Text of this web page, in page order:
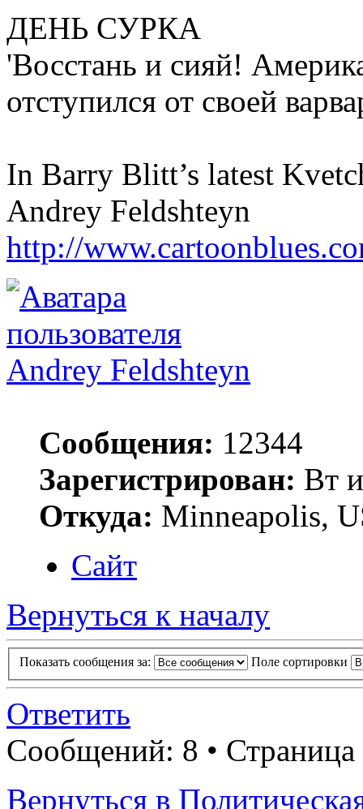
ДЕНЬ СУРКА
'Восстань и сияй!
отступился от своей
In Barry Blitt’s latest
Andrey Feldshteyn
http://
Andrey Feldshteyn
Сообщения: 12344
Зарегистрирован: Вт
Откуда: Minneapolis,
Сайт
Вернуться к началу
Показать сообщения за: Поле сортировки
Ответить
Сообщений: 8 • Страница
Вернуться в